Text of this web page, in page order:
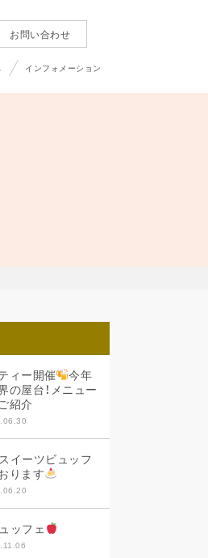
お問い合わせ
インフォメーション
ィー開催
今年
の屋台！メニュー
紹介
スイーツビュッフ
ります
ッフェ